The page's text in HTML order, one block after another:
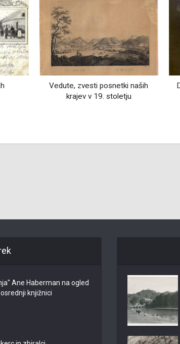
Dr. Avguštin Stegenšek (1875-
1920), začetnik slovenske
Ane Haberman na ogled
knjižnici